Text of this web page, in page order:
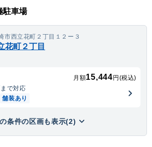
駐車場
市西立花町２丁目１２ー３
花町２丁目
月額15,444 円(税込)
で対応
舗装あり
条件の区画も表示(2)